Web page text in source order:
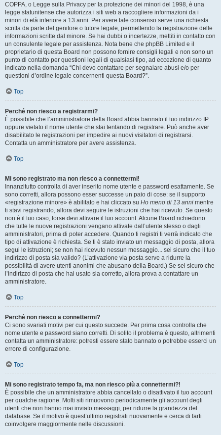
COPPA, o Legge sulla Privacy per la protezione dei minori del 1998, è una
legge statunitense che autorizza i siti web a raccogliere informazioni da i
minori di età inferiore a 13 anni. Per avere tale consenso serve una richiesta
scritta da parte del genitore o tutore legale, permettendo la registrazione delle
informazioni scritte dal minore. Se hai dubbi o incertezze, mettiti in contatto con
un consulente legale per assistenza. Nota bene che phpBB Limited e il
proprietario di questa Board non possono fornire consigli legali e non sono un
punto di contatto per questioni legali di qualsiasi tipo, ad eccezione di quanto
indicato nella domanda “Chi devo contattare per segnalare abusi e/o per
questioni d’ordine legale concernenti questa Board?”.
Top
Perché non riesco a registrarmi?
È possibile che l’amministratore della Board abbia bannato il tuo indirizzo IP
oppure vietato il nome utente che stai tentando di registrare. Può anche aver
disabilitato le registrazioni per impedire ai nuovi visitatori di registrarsi.
Contatta un amministratore per avere assistenza.
Top
Mi sono registrato ma non riesco a connettermi!
Innanzitutto controlla di aver inserito nome utente e password esattamente. Se
sono corretti, allora possono esser successe un paio di cose: se il supporto
«registrazione minore» è abilitato e hai cliccato su Ho meno di 13 anni mentre
ti stavi registrando, allora devi seguire le istruzioni che hai ricevuto. Se questo
non è il tuo caso, forse devi attivare il tuo account. Alcune Board richiedono
che tutte le nuove registrazioni vengano attivate dall’utente stesso o dagli
amministratori, prima di poter accedere. Quando ti registri ti verrà indicato che
tipo di attivazione è richiesta. Se ti è stato inviato un messaggio di posta, allora
segui le istruzioni; se non hai ricevuto nessun messaggio... sei sicuro che il tuo
indirizzo di posta sia valido? (L’attivazione via posta serve a ridurre la
possibilità di avere utenti anonimi che abusano della Board.) Se sei sicuro che
l’indirizzo di posta che hai usato sia corretto, allora prova a contattare un
amministratore.
Top
Perché non riesco a connettermi?
Ci sono svariati motivi per cui questo succede. Per prima cosa controlla che
nome utente e password siano corretti. Di solito il problema è questo, altrimenti
contatta un amministratore: potresti essere stato bannato o potrebbe esserci un
errore di configurazione.
Top
Mi sono registrato tempo fa, ma non riesco più a connettermi?!
È possibile che un amministratore abbia cancellato o disattivato il tuo account
per qualche ragione. Molti siti rimuovono periodicamente gli account degli
utenti che non hanno mai inviato messaggi, per ridurre la grandezza del
database. Se il motivo è quest’ultimo registrati nuovamente e cerca di farti
coinvolgere maggiormente nelle discussioni.